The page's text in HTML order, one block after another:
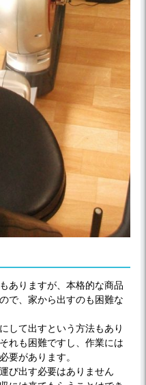
ありますが、本格的な商品
で、家から出すのも困難な
して出すという方法もあり
れも困難ですし、作業には
要があります。
び出す必要はありません